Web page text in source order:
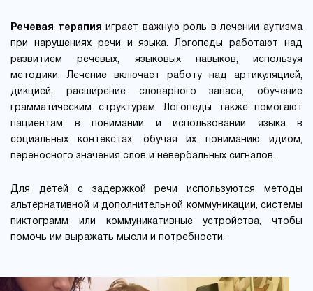
Речевая терапия
играет важную роль в лечении аутизма
при нарушениях речи и языка. Логопеды работают над
развитием речевых, языковых навыков, используя
методики. Лечение включает работу над артикуляцией,
дикцией, расширение словарного запаса, обучение
грамматическим структурам. Логопеды также помогают
пациентам в понимании и использовании языка в
социальных контекстах, обучая их пониманию идиом,
переносного значения слов и невербальных сигналов.
Для детей с задержкой речи используются методы
альтернативной и дополнительной коммуникации, системы
пиктограмм или коммуникативные устройства, чтобы
помочь им выражать мысли и потребности.